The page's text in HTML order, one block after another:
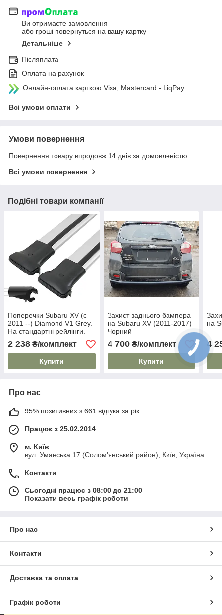
Ви отримаєте замовлення
або гроші повернуться на вашу картку
Детальніше
Післяплата
Оплата на рахунок
Онлайн-оплата карткою Visa, Mastercard - LiqPay
Всі умови оплати
Умови повернення
Повернення товару впродовж 14 днів за домовленістю
Всі умови повернення
Подібні товари компанії
Поперечки Subaru XV (c
2011 --) Diamond V1 Grey.
На стандартні рейлінги.
Без замка. Сірі
2 238 ₴/комплект
Купити
Захист заднього бампера
на Subaru XV (2011-2017)
Чорний
4 700₴/комплект
Купити
на
4
Про нас
95% позитивних з 661 відгука за рік
Працює з 25.02.2014
м. Київ
вул. Уманська 17 (Солом'янський район), Київ, Україна
Контакти
Сьогодні працює з 08:00 до 21:00
Показати весь графік роботи
Про нас
Контакти
Доставка та оплата
Графік роботи